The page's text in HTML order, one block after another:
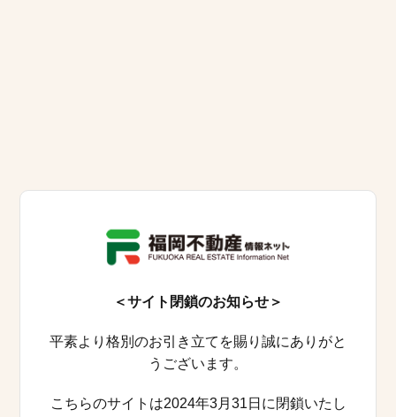
＜サイト閉鎖のお知らせ＞
平素より格別のお引き立てを賜り誠にありがと
うございます。
こちらのサイトは2024年3月31日に閉鎖いたし